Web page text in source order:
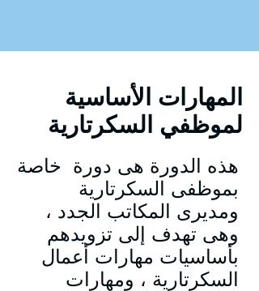
المهارات الأساسية
لموظفي السكرتارية
هذه الدورة هى دورة خاصة
بموظفى السكرتارية
ومديرى المكاتب الجدد ،
وهى تهدف إلى تزويدهم
بأساسيات مهارات أعمال
السكرتارية ، ومهارات